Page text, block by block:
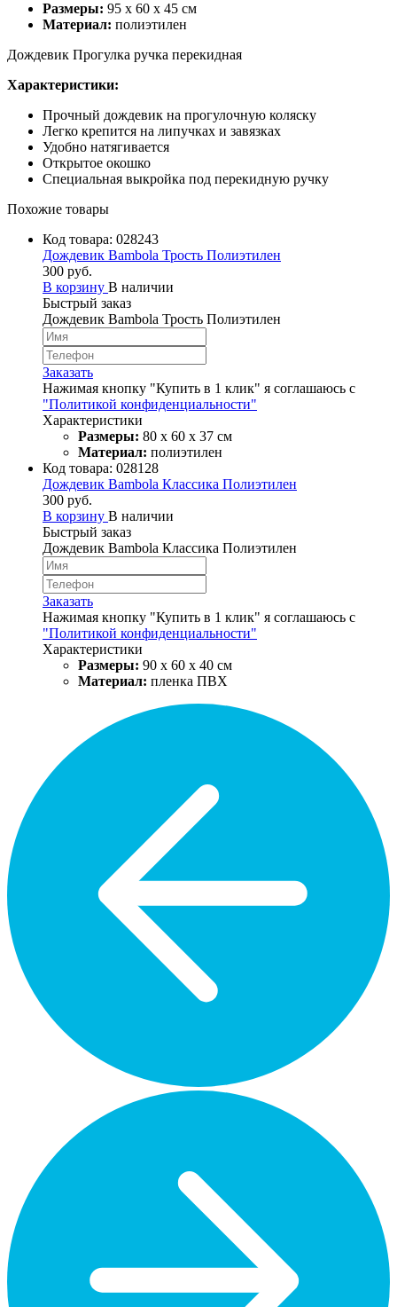
Размеры: 95 х 60 х 45 см
Материал: полиэтилен
Дождевик Прогулка ручка перекидная
Характеристики:
Прочный дождевик на прогулочную коляску
Легко крепится на липучках и завязках
Удобно натягивается
Открытое окошко
Специальная выкройка под перекидную ручку
Похожие товары
Код товара: 028243
Дождевик Bambola Трость Полиэтилен
300 руб.
В корзину В наличии
Быстрый заказ
Дождевик Bambola Трость Полиэтилен
Заказать
Нажимая кнопку "Купить в 1 клик" я соглашаюсь с
"Политикой конфиденциальности"
Характеристики
Размеры: 80 х 60 х 37 см
Материал: полиэтилен
Код товара: 028128
Дождевик Bambola Классика Полиэтилен
300 руб.
В корзину В наличии
Быстрый заказ
Дождевик Bambola Классика Полиэтилен
Заказать
Нажимая кнопку "Купить в 1 клик" я соглашаюсь с
"Политикой конфиденциальности"
Характеристики
Размеры: 90 х 60 х 40 см
Материал: пленка ПВХ